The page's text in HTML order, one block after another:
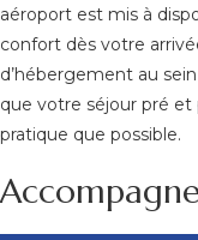
aéroport est mis à
confort dès votre
d’hébergement au
que votre séjour pré
pratique que possible.